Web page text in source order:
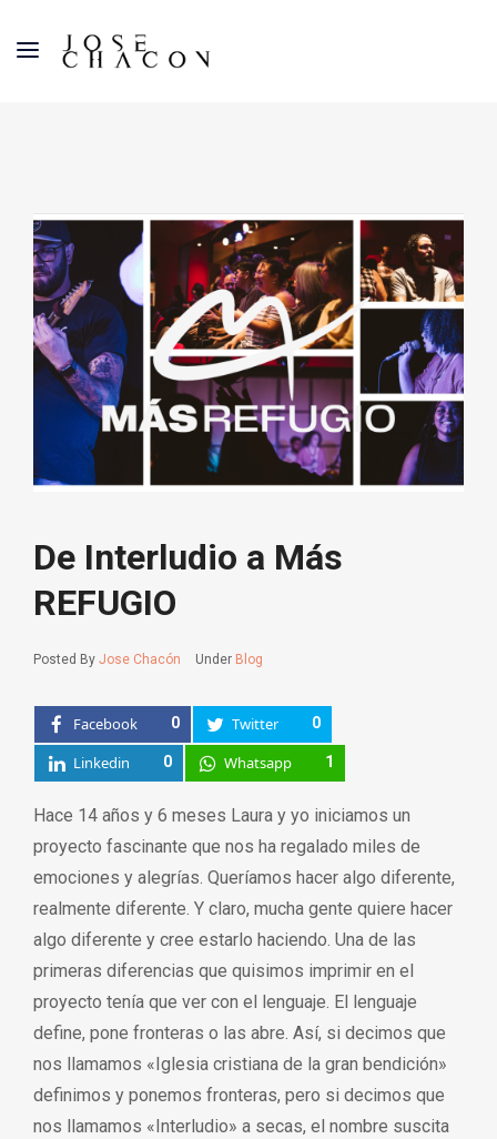
De Interludio a Más
REFUGIO
Posted By Jose Chacón Under Blog
Facebook 0 Twitter 0
Linkedin 0 Whatsapp 1
Hace 14 años y 6 meses Laura y yo iniciamos un
proyecto fascinante que nos ha regalado miles de
emociones y alegrías. Queríamos hacer algo diferente,
realmente diferente. Y claro, mucha gente quiere hacer
algo diferente y cree estarlo haciendo. Una de las
primeras diferencias que quisimos imprimir en el
proyecto tenía que ver con el lenguaje. El lenguaje
define, pone fronteras o las abre. Así, si decimos que
nos llamamos «Iglesia cristiana de la gran bendición»
definimos y ponemos fronteras, pero si decimos que
nos llamamos «Interludio» a secas, el nombre suscita